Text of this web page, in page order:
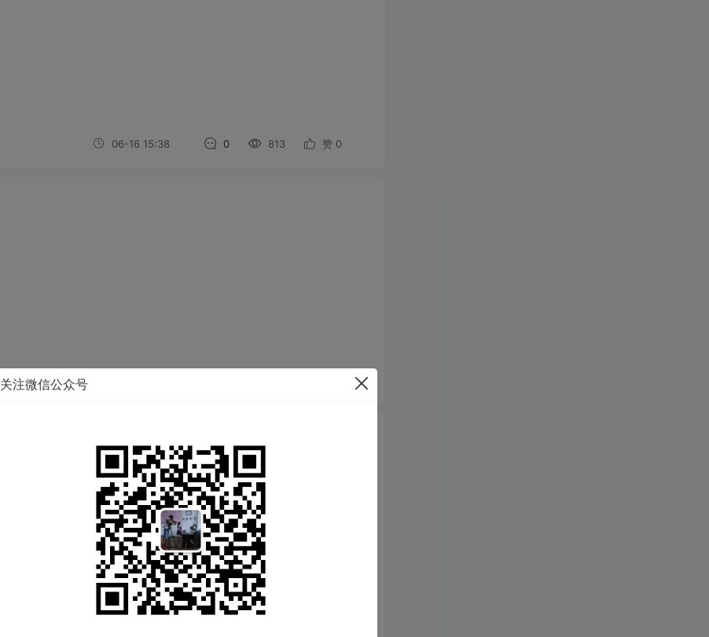
06-16 15:38 0 813 赞 0
06-16 15:38 0 766
关注微信公众号